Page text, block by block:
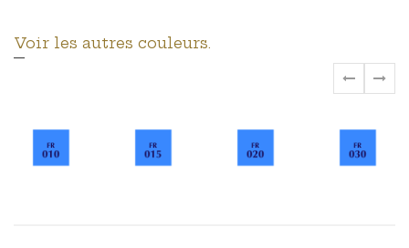
Voir les autres couleurs.